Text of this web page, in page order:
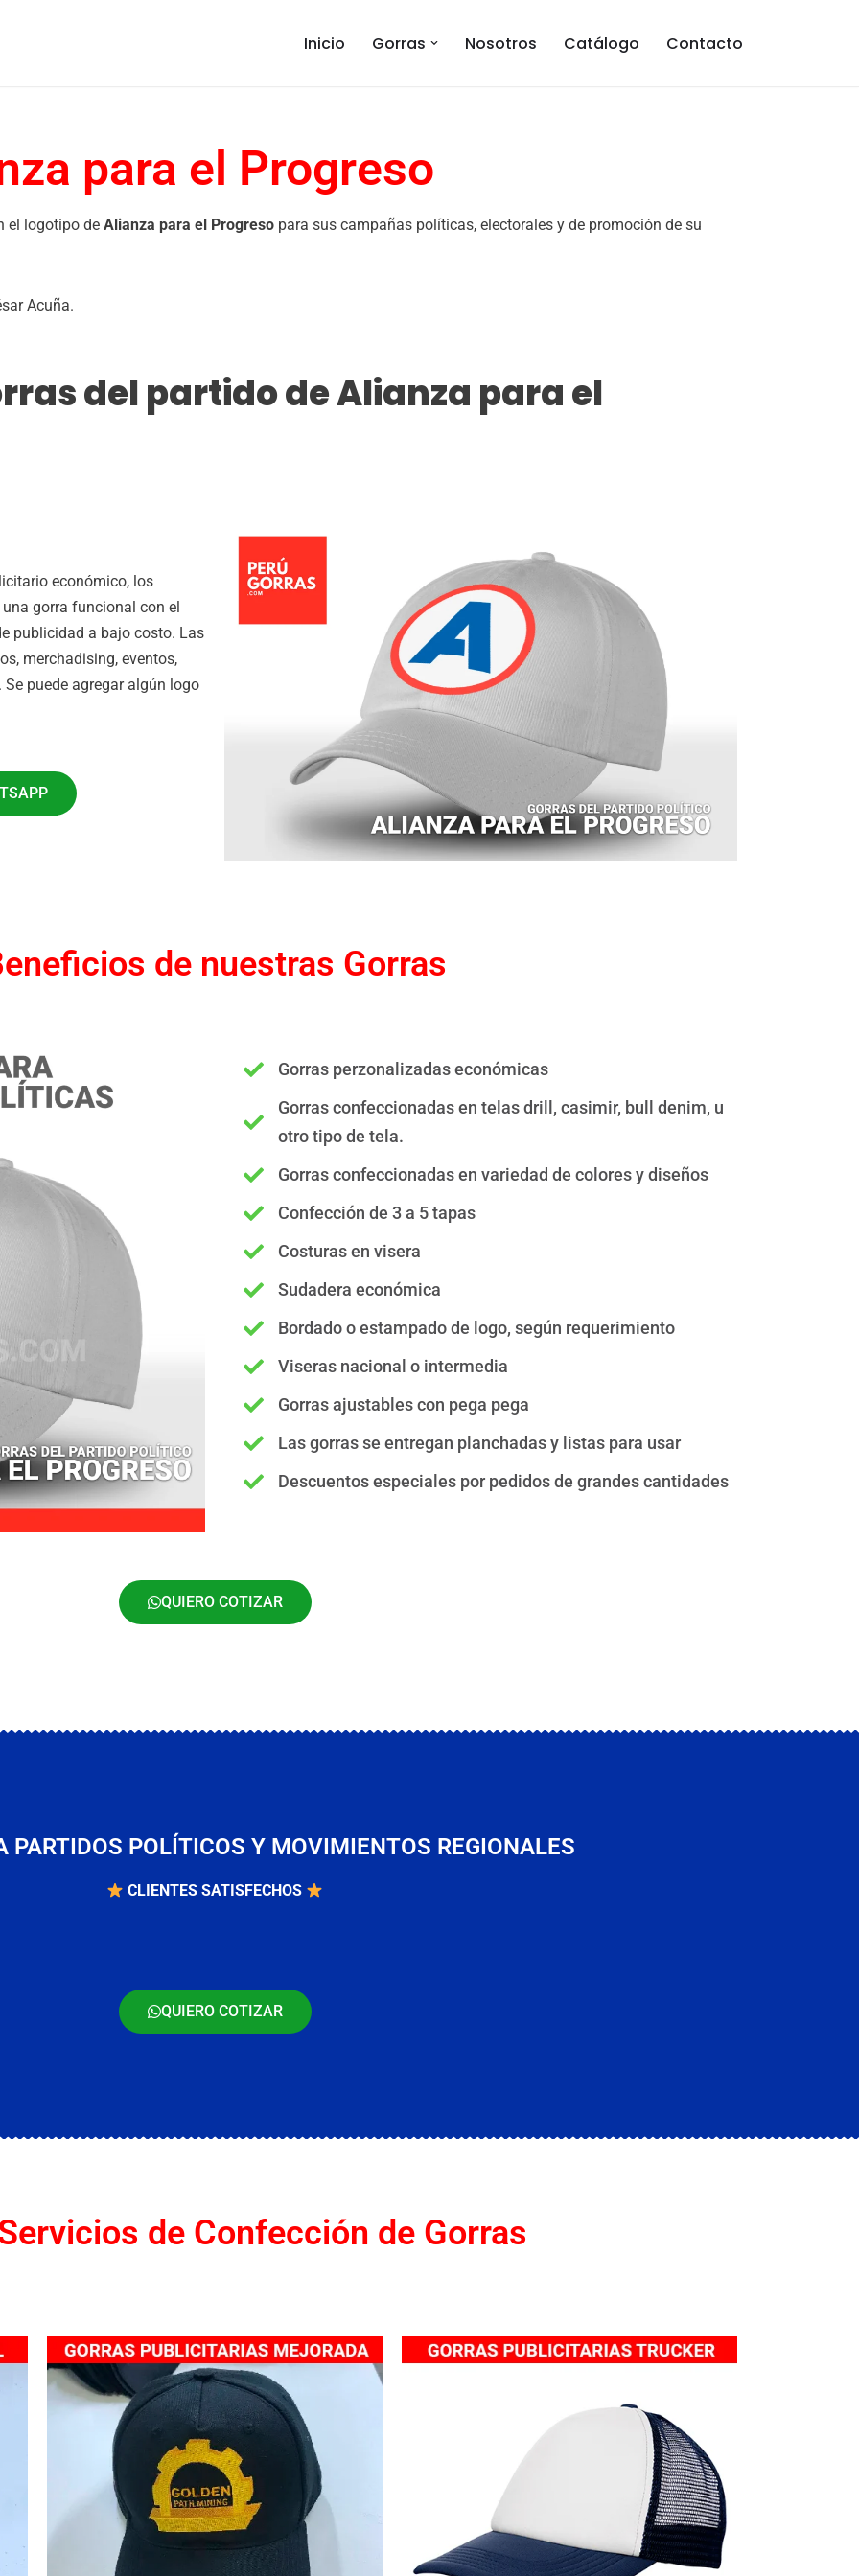
Inicio Gorras Nosotros Catálogo Contacto
para el Progreso
el logotipo de Alianza para el Progreso para sus campañas políticas, electorales y de promoción de su
Acuña.
del partido de Alianza para el
económico, los
gorra funcional con el
publicidad a bajo costo. Las
merchadising, eventos,
puede agregar algún logo
de nuestras Gorras
Gorras perzonalizadas económicas
Gorras confeccionadas en telas drill, casimir, bull denim, u
otro tipo de tela.
Gorras confeccionadas en variedad de colores y diseños
Confección de 3 a 5 tapas
Costuras en visera
Sudadera económica
Bordado o estampado de logo, según requerimiento
Viseras nacional o intermedia
Gorras ajustables con pega pega
Las gorras se entregan planchadas y listas para usar
Descuentos especiales por pedidos de grandes cantidades
QUIERO COTIZAR
PARTIDOS POLÍTICOS Y MOVIMIENTOS REGIONALES
CLIENTES SATISFECHOS
QUIERO COTIZAR
de Confección de Gorras